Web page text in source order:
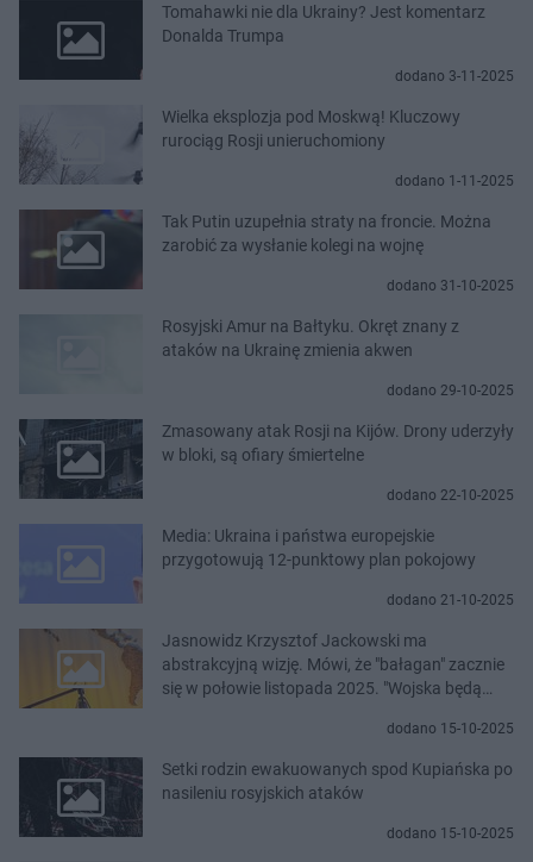
Tomahawki nie dla Ukrainy? Jest komentarz
Donalda Trumpa
dodano 3-11-2025
Wielka eksplozja pod Moskwą! Kluczowy
rurociąg Rosji unieruchomiony
dodano 1-11-2025
Tak Putin uzupełnia straty na froncie. Można
zarobić za wysłanie kolegi na wojnę
dodano 31-10-2025
Rosyjski Amur na Bałtyku. Okręt znany z
ataków na Ukrainę zmienia akwen
dodano 29-10-2025
Zmasowany atak Rosji na Kijów. Drony uderzyły
w bloki, są ofiary śmiertelne
dodano 22-10-2025
Media: Ukraina i państwa europejskie
przygotowują 12-punktowy plan pokojowy
dodano 21-10-2025
Jasnowidz Krzysztof Jackowski ma
abstrakcyjną wizję. Mówi, że "bałagan" zacznie
się w połowie listopada 2025. "Wojska będą
dodano 15-10-2025
Setki rodzin ewakuowanych spod Kupiańska po
nasileniu rosyjskich ataków
dodano 15-10-2025